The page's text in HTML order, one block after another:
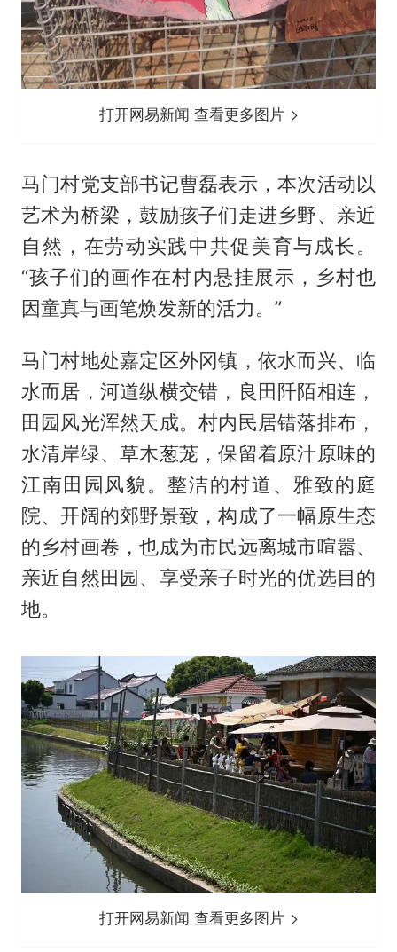
打开网易新闻 查看更多图片
马门村党支部书记曹磊表示，本次活动以
艺术为桥梁，鼓励孩子们走进乡野、亲近
自然，在劳动实践中共促美育与成长。
“孩子们的画作在村内悬挂展示，乡村也
因童真与画笔焕发新的活力。”
马门村地处嘉定区外冈镇，依水而兴、临
水而居，河道纵横交错，良田阡陌相连，
田园风光浑然天成。村内民居错落排布，
水清岸绿、草木葱茏，保留着原汁原味的
江南田园风貌。整洁的村道、雅致的庭
院、开阔的郊野景致，构成了一幅原生态
的乡村画卷，也成为市民远离城市喧嚣、
亲近自然田园、享受亲子时光的优选目的
地。
打开网易新闻 查看更多图片